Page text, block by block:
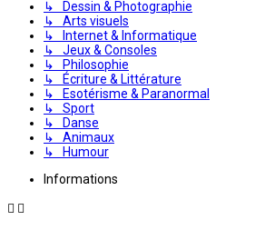
↳ Dessin & Photographie
↳ Arts visuels
↳ Internet & Informatique
↳ Jeux & Consoles
↳ Philosophie
↳ Écriture & Littérature
↳ Esotérisme & Paranormal
↳ Sport
↳ Danse
↳ Animaux
↳ Humour
Informations